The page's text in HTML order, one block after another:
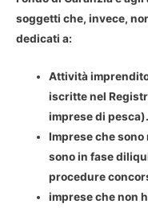
soggetti che, invece,
dedicati a:
Attività
iscritte nel
imprese di pesca).
Imprese che
sono in fase
procedure
imprese che non